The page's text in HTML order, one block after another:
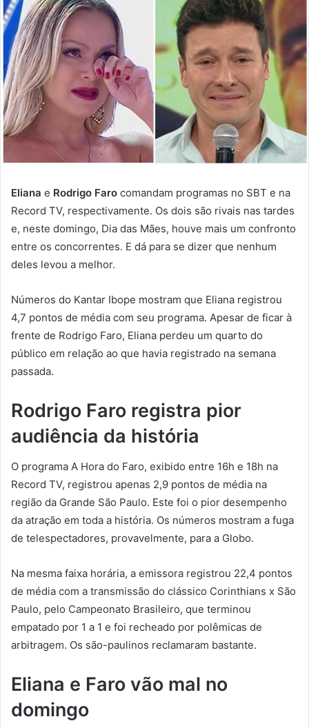
Eliana e Rodrigo Faro comandam programas no SBT e na
Record TV, respectivamente. Os dois são rivais nas tardes
e, neste domingo, Dia das Mães, houve mais um confronto
entre os concorrentes. E dá para se dizer que nenhum
deles levou a melhor.
Números do Kantar Ibope mostram que Eliana registrou
4,7 pontos de média com seu programa. Apesar de ficar à
frente de Rodrigo Faro, Eliana perdeu um quarto do
público em relação ao que havia registrado na semana
passada.
Rodrigo Faro registra pior
audiência da história
O programa A Hora do Faro, exibido entre 16h e 18h na
Record TV, registrou apenas 2,9 pontos de média na
região da Grande São Paulo. Este foi o pior desempenho
da atração em toda a história. Os números mostram a fuga
de telespectadores, provavelmente, para a Globo.
Na mesma faixa horária, a emissora registrou 22,4 pontos
de média com a transmissão do clássico Corinthians x São
Paulo, pelo Campeonato Brasileiro, que terminou
empatado por 1 a 1 e foi recheado por polêmicas de
arbitragem. Os são-paulinos reclamaram bastante.
Eliana e Faro vão mal no
domingo